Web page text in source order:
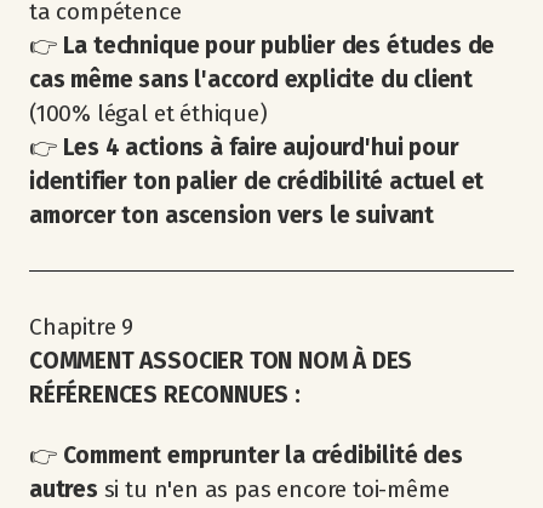
ta compétence
👉 La technique pour publier des études de
cas même sans l'accord explicite du client
(100% légal et éthique)
👉 Les 4 actions à faire aujourd'hui pour
identifier ton palier de crédibilité actuel et
amorcer ton ascension vers le suivant
Chapitre 9
COMMENT ASSOCIER TON NOM À DES
RÉFÉRENCES RECONNUES :
👉 Comment emprunter la crédibilité des
autres si tu n'en as pas encore toi-même